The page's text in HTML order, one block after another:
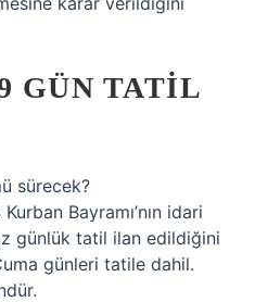
GÜN TATIL
sürecek?
Bayramı’nın idari
günlük tatil ilan edildiğini
günleri tatile dahil.